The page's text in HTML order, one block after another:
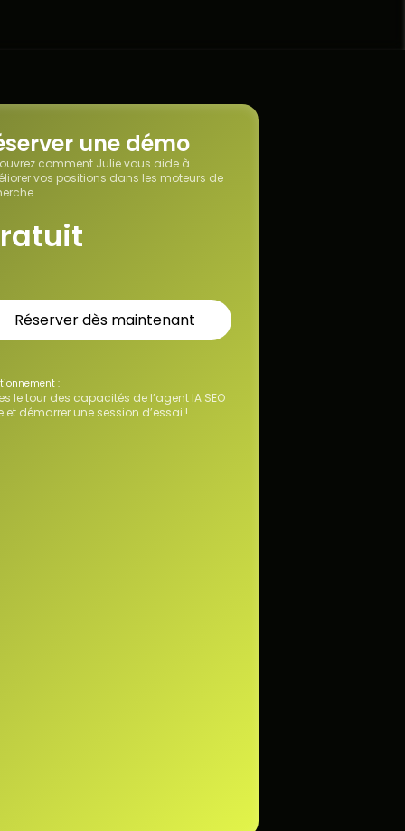
une démo
comment Julie vous aide à
vos positions dans les moteurs de
Réserver dès maintenant
:
le tour des capacités de l’agent IA SEO
et démarrer une session d’essai !